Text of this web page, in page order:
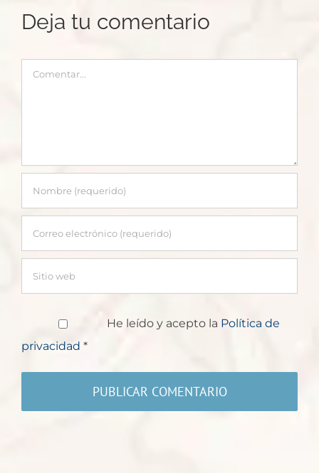
Deja tu comentario
Comentar
He leído y acepto la Política de
privacidad *